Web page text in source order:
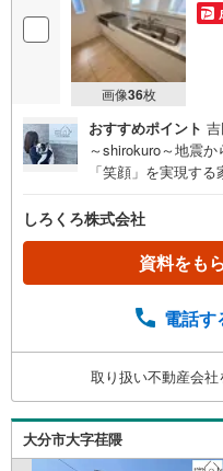
画像36枚
おすすめポイント
～shirokuro～地震
「笑顔」を実現す
様のご都合に合わせ
震の揺れを吸収する
3級』取得あなた
築建売住宅 大分市
ある方、他社で断
しろくろ株式会社
資料をも
電話す
取り扱い不動産会社
大分市大字荏隈